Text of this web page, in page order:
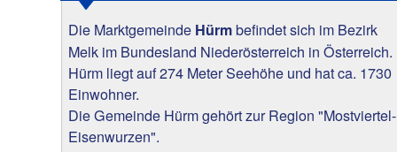
Die Marktgemeinde Hürmbefindet sich im Bezirk
Melk im Bundesland Niederösterreich in Österreich.
Hürm liegt auf 274 Meter Seehöhe und hat ca. 1730
Einwohner.
Die Gemeinde Hürm gehört zur Region "Mostviertel-
Eisenwurzen".